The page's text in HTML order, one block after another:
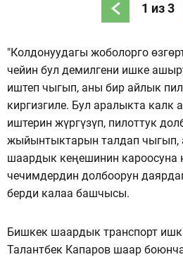
1 из3
"Колдонуудагы жоболорго
чейин бул демилгени ишке
иштеп чыгып, аны бир айлык
киргизгиле. Бул аралыкта калк
иштерин жүргүзүп, пилоттук
жыйынтыктарын талдап чыгып,
шаардык кеңешинин кароосуна
чечимдердин долбоорун
берди калаа башчысы.
Бишкек шаардык транспорт
Талантбек Капаров шаар